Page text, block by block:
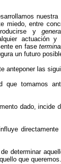
miedo, entre
y
actuación
en fase
un futuro
anteponer las
que tomamos
dado, incide
determinar
que queremos.